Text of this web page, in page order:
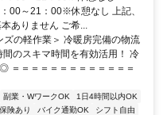
～21：00※休憩なし 上記、
ありません ご希...
の軽作業＞ 冷暖房完備の物流
のスキマ時間を有効活用！ 冷
＝＝＝＝＝＝＝＝＝＝＝＝＝
副業・WワークOK
1日4時間以内OK
険あり バイク通勤OK
シフト自由